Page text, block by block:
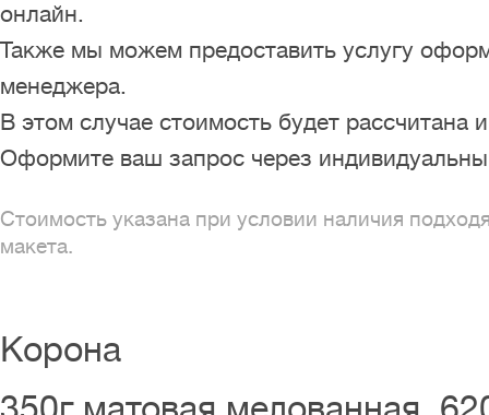
онлайн.
Также мы можем предоставить услугу
менеджера.
В этом случае стоимость будет рассчитана
Оформите ваш запрос через
Стоимость указана при условии наличия
макета.
Корона